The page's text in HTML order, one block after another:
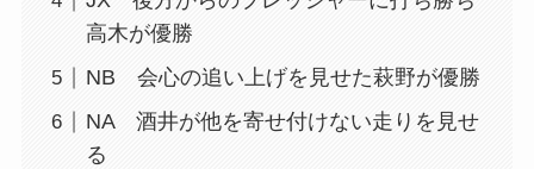
高木が優勝
NB 会心の追い上げを見せた萩野が優勝
NA 酒井が他を寄せ付けない走りを見せ
る